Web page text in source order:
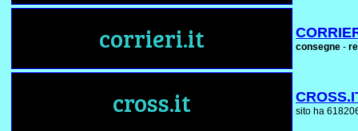
corrieri.it consegne -
cross.it sito ha